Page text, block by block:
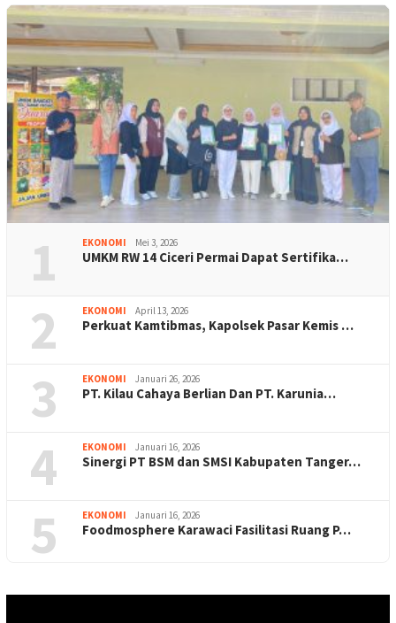
1 EKONOMI Mei 3, 2026
UMKM RW 14 Ciceri Permai Dapat Sertifika…
2 EKONOMI April 13, 2026
Perkuat Kamtibmas, Kapolsek Pasar Kemis …
3 EKONOMI Januari 26, 2026
PT. Kilau Cahaya Berlian Dan PT. Karunia…
4 EKONOMI Januari 16, 2026
Sinergi PT BSM dan SMSI Kabupaten Tanger…
5 EKONOMI Januari 16, 2026
Foodmosphere Karawaci Fasilitasi Ruang P…